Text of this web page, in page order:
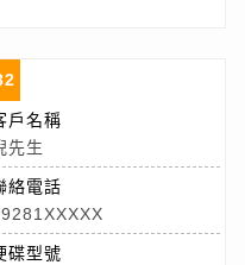
戶名稱
先生
絡電話
碟型號